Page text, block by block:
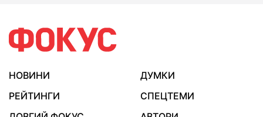
НОВИНИ
ДУМКИ
РЕЙТИНГИ
СПЕЦТЕМИ